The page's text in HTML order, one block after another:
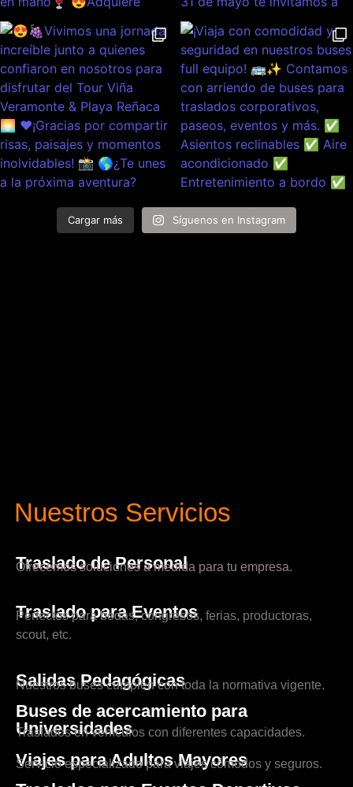
Cargar más Síguenos en Instagram
Nuestros Servicios
Traslado de Personal
Ofrecemos soluciones a medida para tu empresa.
Traslado para Eventos
Perfectos para bodas, congresos, ferias, productoras,
scout, etc.
Salidas Pedagógicas
Nuestros buses cumplen con toda la normativa vigente.
Buses de acercamiento para
Universidades
Traslados en vehículos con diferentes capacidades.
Viajes para Adultos Mayores
Servicio especializado para viajes cómodos y seguros.